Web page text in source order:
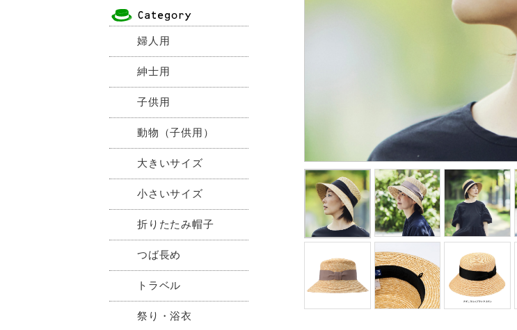
婦人用
紳士用
子供用
動物（子供用）
大きいサイズ
小さいサイズ
折りたたみ帽子
つば長め
トラベル
祭り・浴衣